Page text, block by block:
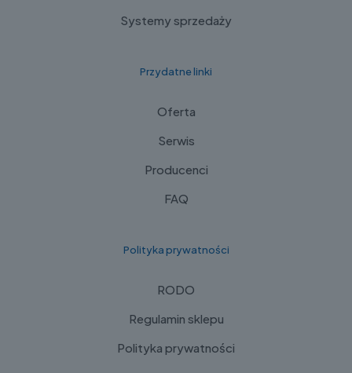
Systemy sprzedaży
Przydatne linki
Oferta
Serwis
Producenci
FAQ
Polityka prywatności
RODO
Regulamin sklepu
Polityka prywatności